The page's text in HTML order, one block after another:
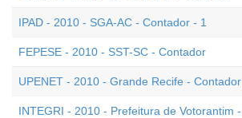
IPAD - 2010 - SGA-AC - Contador - 1
FEPESE - 2010 - SST-SC - Contador
UPENET - 2010 - Grande Recife - Contador
INTEGRI - 2010 - Prefeitura de Votorantim